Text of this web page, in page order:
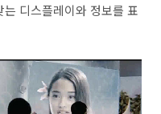
디스플레이와 정보를 표